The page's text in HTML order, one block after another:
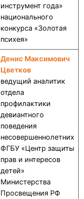
инструмент года»
национального
конкурса «Золотая
психея»
Денис Максимович
Цветков
ведущий аналитик
отдела
профилактики
девиантного
поведения
несовершеннолетних
ФГБУ «Центр защиты
прав и интересов
детей»
Министерства
Просвещения РФ